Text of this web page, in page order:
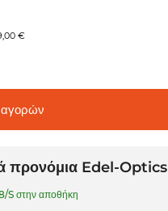
€
προνόμια Edel-Optics
στην αποθήκη